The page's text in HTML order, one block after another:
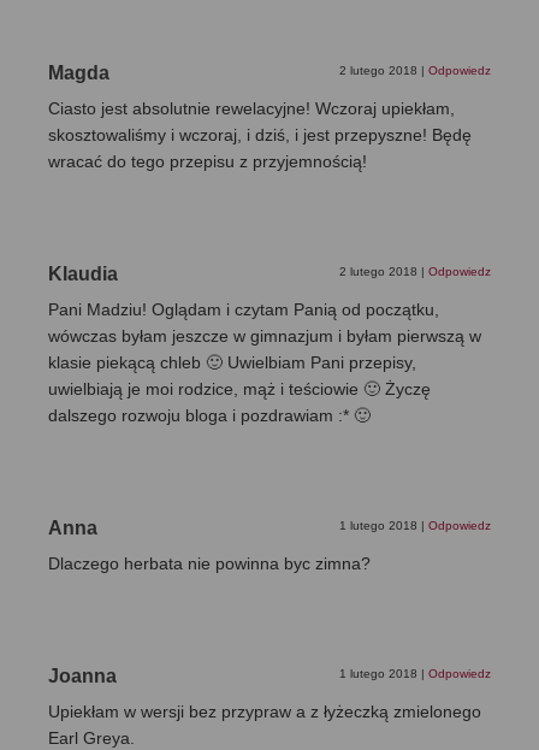
Magda 2 lutego 2018 | Odpowiedz
Ciasto jest absolutnie rewelacyjne! Wczoraj upiekłam,
skosztowaliśmy i wczoraj, i dziś, i jest przepyszne! Będę
wracać do tego przepisu z przyjemnością!
Klaudia 2 lutego 2018 | Odpowiedz
Pani Madziu! Oglądam i czytam Panią od początku,
wówczas byłam jeszcze w gimnazjum i byłam pierwszą w
klasie piekącą chleb 🙂 Uwielbiam Pani przepisy,
uwielbiają je moi rodzice, mąż i teściowie 🙂 Życzę
dalszego rozwoju bloga i pozdrawiam :* 🙂
Anna 1 lutego 2018 | Odpowiedz
Dlaczego herbata nie powinna byc zimna?
Joanna 1 lutego 2018 | Odpowiedz
Upiekłam w wersji bez przypraw a z łyżeczką zmielonego
Earl Greya.